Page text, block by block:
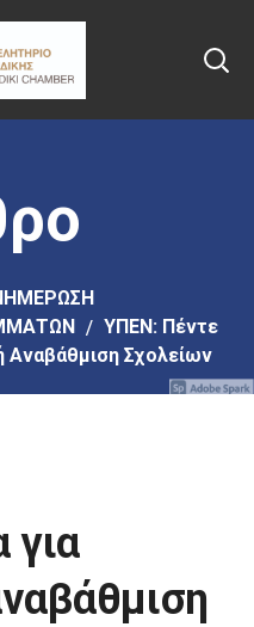
ΥΠΕΝ: Πέντε
Αναβάθμιση Σχολείων
για